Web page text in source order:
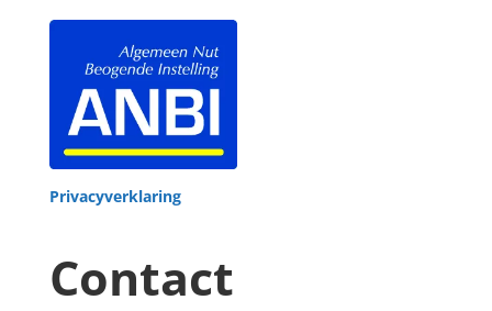
Privacyverklaring
Contact